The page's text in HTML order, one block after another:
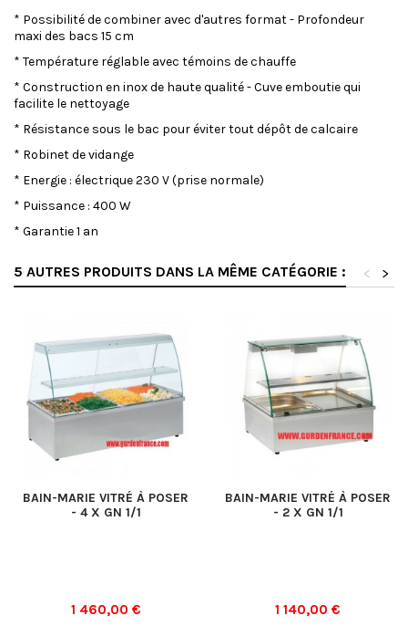
* Possibilité de combiner avec d'autres format - Profondeur
maxi des bacs 15 cm
* Température réglable avec témoins de chauffe
* Construction en inox de haute qualité - Cuve emboutie qui
facilite le nettoyage
* Résistance sous le bac pour éviter tout dépôt de calcaire
* Robinet de vidange
* Energie : électrique 230 V (prise normale)
* Puissance : 400 W
* Garantie 1 an
5 AUTRES PRODUITS DANS LA MÊME CATÉGORIE : >
<
BAIN-MARIE VITRÉ À POSER
- 4 X GN 1/1
Prix
1 460,00 €
BAIN-MARIE VITRÉ À POSER
- 2 X GN 1/1
Prix
1 140,00 €